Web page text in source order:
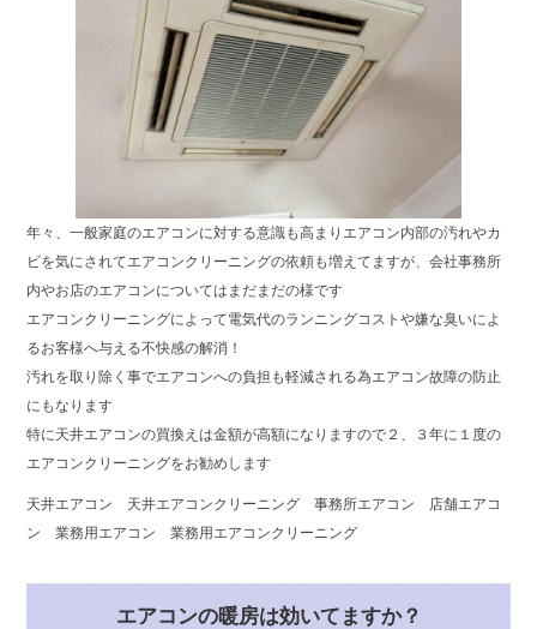
年々、一般家庭のエアコンに対する意識も高まりエアコン内部の汚れやカ
ビを気にされてエアコンクリーニングの依頼も増えてますが、会社事務所
内やお店のエアコンについてはまだまだの様です
エアコンクリーニングによって電気代のランニングコストや嫌な臭いによ
るお客様へ与える不快感の解消！
汚れを取り除く事でエアコンへの負担も軽減される為エアコン故障の防止
にもなります
特に天井エアコンの買換えは金額が高額になりますので２、３年に１度の
エアコンクリーニングをお勧めします
天井エアコン 天井エアコンクリーニング 事務所エアコン 店舗エアコ
ン 業務用エアコン 業務用エアコンクリーニング
エアコンの暖房は効いてますか？